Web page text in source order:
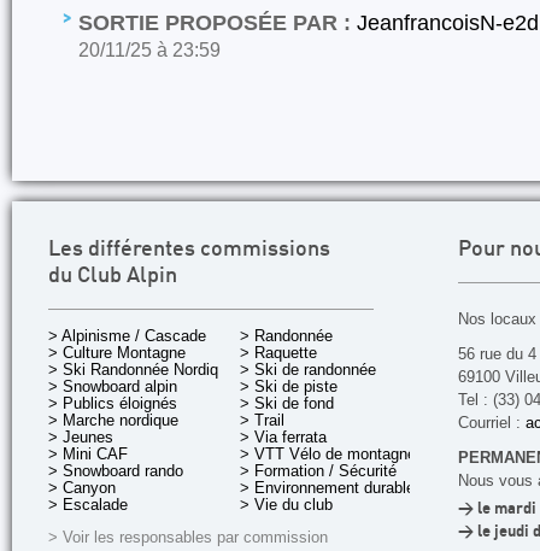
SORTIE PROPOSÉE PAR : JeanfrancoisN-
20/11/25 à 23:59
Les différentes commissions
du Club Alpin
> Alpinisme / Cascade
> Culture Montagne
> Ski Randonnée Nordique
> Snowboard alpin
> Publics éloignés
> Marche nordique
> Jeunes
> Mini CAF
> Snowboard rando
> Canyon
> Escalade
> Randonnée
> Raquette
> Ski de randonnée
> Ski de piste
> Ski de fond
> Trail
> Via ferrata
> VTT Vélo de montagne
> Formation / Sécurité
> Environnement durable
> Vie du club
> Voir les responsables par commission
Pour
Nos
56 rue du
69100
Tel : (33)
Courriel :
Nous vous
> le mardi
> le jeudi